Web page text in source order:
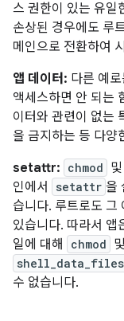
스 권한이 있는 유일
손상된 경우에도 루
메인으로 전환하여
앱 데이터: 다른 예
액세스하면 안 되는
이터와 관련이 없는
을 금지하는 등 다양
setattr: chmod 및
인에서
setattr 을
습니다. 루트로도 그
있습니다. 따라서 앱
일에 대해
chmod 및
shell_data_files
수 없습니다.